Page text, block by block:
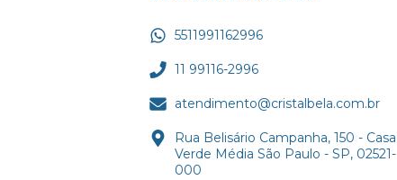
5511991162996
11 99116-2996
atendimento@cristalbela.com.br
Rua Belisário Campanha, 150 - Casa
Verde Média São Paulo - SP, 02521-
000